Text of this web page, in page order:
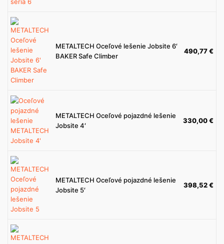
METALTECH Oceľové lešenie Jobsite 6′
BAKER Safe Climber
490,77€
METALTECH Oceľové pojazdné lešenie
Jobsite 4′
330,00€
METALTECH Oceľové pojazdné lešenie
Jobsite 5′
398,52€